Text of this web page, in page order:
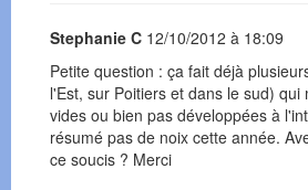
Stephanie C 12/10/2012 à 18:09
Petite question : ça fait déjà
l'Est, sur Poitiers et dans le sud) qui
vides ou bien pas développées à
résumé pas de noix cette année.
ce soucis ? Merci